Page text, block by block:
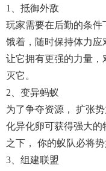
1、抵御外敌
玩家需要在后勤的条
饿着，随时保持体力应
让它拥有更强的力量
灭它。
2、变异蚂蚁
为了争夺资源， 扩张
化异化卵可获得强大
之下， 你的蚁队必将
3、组建联盟